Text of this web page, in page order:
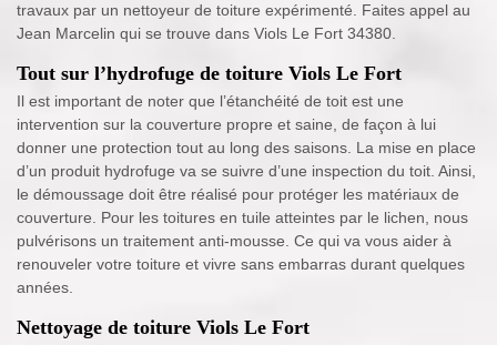
travaux par un nettoyeur de toiture expérimenté. Faites appel au
Jean Marcelin qui se trouve dans Viols Le Fort 34380.
Tout sur l’hydrofuge de toiture Viols Le Fort
Il est important de noter que l’étanchéité de toit est une
intervention sur la couverture propre et saine, de façon à lui
donner une protection tout au long des saisons. La mise en place
d’un produit hydrofuge va se suivre d’une inspection du toit. Ainsi,
le démoussage doit être réalisé pour protéger les matériaux de
couverture. Pour les toitures en tuile atteintes par le lichen, nous
pulvérisons un traitement anti-mousse. Ce qui va vous aider à
renouveler votre toiture et vivre sans embarras durant quelques
années.
Nettoyage de toiture Viols Le Fort